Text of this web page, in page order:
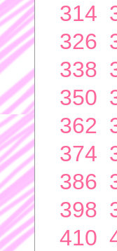
314
326
338
350
362
374
386
398
410